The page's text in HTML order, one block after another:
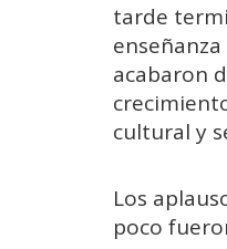
tarde
acabaron
cultural y
Los
poco